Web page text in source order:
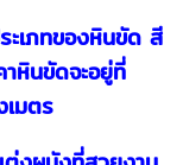
ะเภทของหินขัด สี
หินขัดจะอยู่ที่
มตร